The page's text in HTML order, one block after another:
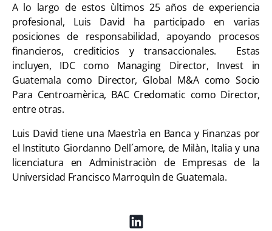
A lo largo de estos ùltimos 25 años de experiencia
profesional, Luis David ha participado en varias
posiciones de responsabilidad, apoyando procesos
financieros, crediticios y transaccionales. Estas
incluyen, IDC como Managing Director, Invest in
Guatemala como Director, Global M&A como Socio
Para Centroamèrica, BAC Credomatic como Director,
entre otras.
Luis David tiene una Maestrìa en Banca y Finanzas por
el Instituto Giordanno Dell´amore, de Milàn, Italia y una
licenciatura en Administraciòn de Empresas de la
Universidad Francisco Marroquìn de Guatemala.